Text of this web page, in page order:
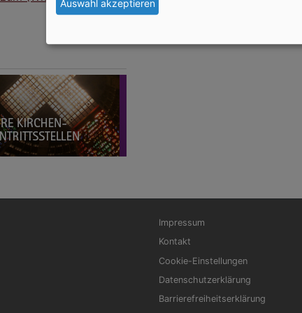
Fußbereichsmenü
Impressum
Kontakt
Cookie-Einstellungen
Datenschutzerklärung
Barrierefreiheitserklärung
Auswahl akzeptieren